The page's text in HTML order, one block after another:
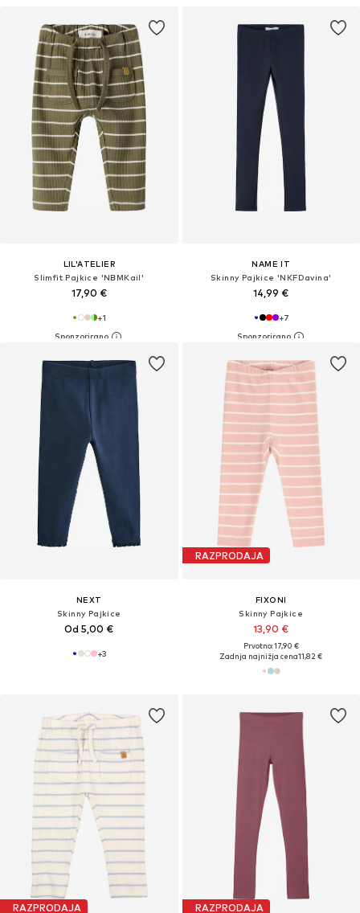
LIL'ATELIER
Slimfit Pajkice 'NBMKail'
17,90 €
+1
NAME IT
Skinny Pajkice 'NKFDavina'
14,99 €
+7
NEXT
Skinny Pajkice
Od 5,00 €
+3
RAZPRODAJA
FIXONI
Skinny Pajkice
13,90 €
Prvotno: 17,90 €
Zadnja najnižja cena11,82 €
RAZPRODAJA RAZPRODAJA